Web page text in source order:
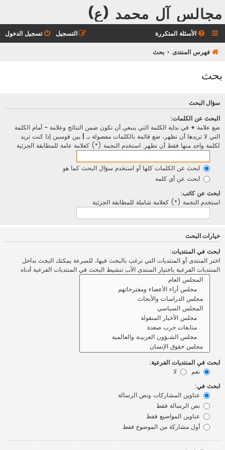
مجالس آل محمد (ع)
الأسئلة المتكررة تسجيل الدخول التسجيل
فهرس المنتدى بحث
بحث
سؤال البحث
البحث عن الكلمات:
ضع علامة + في بداية الكلمة التي ينبغي أن تكون ضمن النتائج وعلامة - أمام الكلمة
التي لا تريدها أن تظهر، ضع قائمة بالكلمات مفصولة بـ
بين قوسين إذا كنت تريد
لكلمة واحد منها فقط أن تظهر. استخدم النجمة (*) كعلامة عامة للمطابقة الجزئية
ابحث عن الكلمات كلها أو استخدم سؤال البحث كما هو
ابحث عن أي كلمة
ابحث عن كاتب:
استخدم النجمة (*) كعلامة شاملة للمطابقة الجزئية
خيارات البحث
ابحث في المنتديات:
اختر المنتدى أو المنتديات التي ترغب بالبحث فيها، للسرعة يمكنك البحث بداخل
المنتديات الفرعية باختيار المنتدى الأب تنشيط البحث في المنتديات الفرعية أدناه
ابحث في المنتديات الفرعية:
نعم
لا
ابحث في:
عناوين المشاركات ونص الرسالة
نص الرسالة فقط
عناوين المواضيع فقط
أول مشاركة من الموضوع فقط